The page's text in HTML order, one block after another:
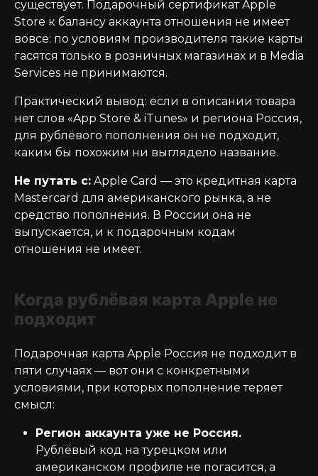
существует. Подарочный сертификат Apple
Store к балансу аккаунта отношения не имеет
вовсе: по условиям производителя такие карты
гасятся только в розничных магазинах и в Media
Services не принимаются.
Практический вывод: если в описании товара
нет слов «App Store & iTunes» и региона Россия,
для рублёвого пополнения он не подходит,
каким бы похожим ни выглядело название.
Не путать с: Apple Card — это кредитная карта
Mastercard для американского рынка, а не
средство пополнения. В России она не
выпускается, и к подарочным кодам
отношения не имеет.
Когда рублёвая карта Apple не
подходит
Подарочная карта Apple Россия не подходит в
пяти случаях — вот они с конкретными
условиями, при которых пополнение теряет
смысл:
Регион аккаунта уже не Россия.
Рублёвый код на турецком или
американском профиле не погасится, а